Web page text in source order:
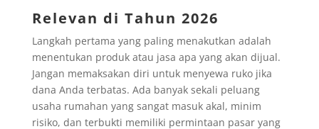
Relevan di Tahun 2026
Langkah pertama yang paling menakutkan adalah
menentukan produk atau jasa apa yang akan dijual.
Jangan memaksakan diri untuk menyewa ruko jika
dana Anda terbatas. Ada banyak sekali peluang
usaha rumahan yang sangat masuk akal, minim
risiko, dan terbukti memiliki permintaan pasar yang